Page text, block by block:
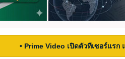
• Prime Video เปิดตัวทีเซอร์แร